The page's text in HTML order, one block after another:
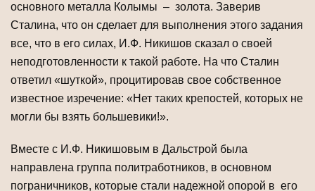
основного металла Колымы – золота. Заверив
Сталина, что он сделает для выполнения этого задания
все, что в его силах, И.Ф. Никишов сказал о своей
неподготовленности к такой работе. На что Сталин
ответил «шуткой», процитировав свое собственное
известное изречение: «Нет таких крепостей, которых не
могли бы взять большевики!».
Вместе с И.Ф. Никишовым в Дальстрой была
направлена группа политработников, в основном
пограничников, которые стали надежной опорой в его